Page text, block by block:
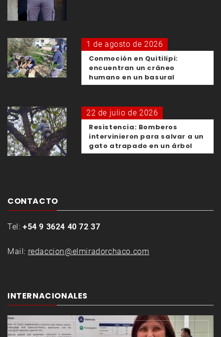
1 de agosto de 2026
Conmoción en Quitilipi:
encuentran un cráneo
humano en un basural
22 de julio de 2026
Resistencia: Bomberos
intervinieron para salvar a un
gato atrapado en un árbol
CONTACTO
Tel: +54 9 3624 40 72 37
Mail: redaccion@elmiradorchaco.com
INTERNACIONALES